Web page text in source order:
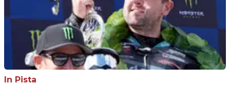
In Pista